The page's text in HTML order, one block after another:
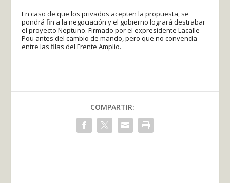
En caso de que los privados acepten la propuesta, se
pondrá fin a la negociación y el gobierno logrará destrabar
el proyecto Neptuno. Firmado por el expresidente Lacalle
Pou antes del cambio de mando, pero que no convencía
entre las filas del Frente Amplio.
COMPARTIR: